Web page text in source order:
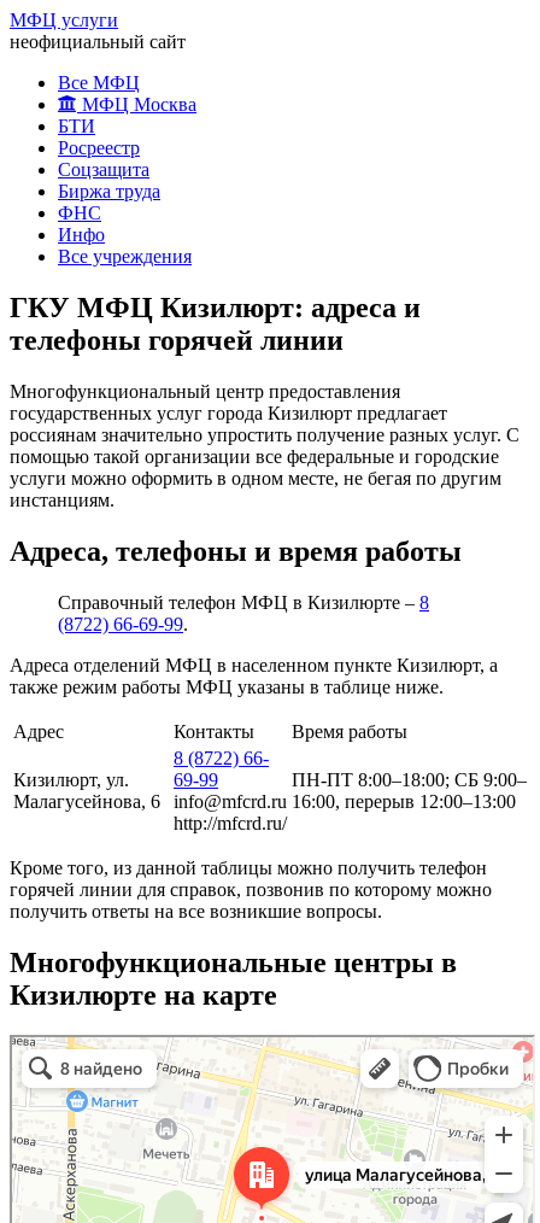
МФЦ услуги
неофициальный сайт
Все МФЦ
МФЦ Москва
БТИ
Росреестр
Соцзащита
Биржа труда
ФНС
Инфо
Все учреждения
ГКУ МФЦ Кизилюрт: адреса и
телефоны горячей линии
Многофункциональный центр предоставления
государственных услуг города Кизилюрт предлагает
россиянам значительно упростить получение разных услуг. С
помощью такой организации все федеральные и городские
услуги можно оформить в одном месте, не бегая по другим
инстанциям.
Адреса, телефоны и время работы
Справочный телефон МФЦ в Кизилюрте – 8
(8722) 66-69-99.
Адреса отделений МФЦ в населенном пункте Кизилюрт, а
также режим работы МФЦ указаны в таблице ниже.
Адрес Контакты Время работы
Кизилюрт, ул.
Малагусейнова, 6
8 (8722) 66-
69-99
info@mfcrd.ru
http://mfcrd.ru/
ПН-ПТ 8:00–18:00; СБ 9:00–
16:00, перерыв 12:00–13:00
Кроме того, из данной таблицы можно получить телефон
горячей линии для справок, позвонив по которому можно
получить ответы на все возникшие вопросы.
Многофункциональные центры в
Кизилюрте на карте